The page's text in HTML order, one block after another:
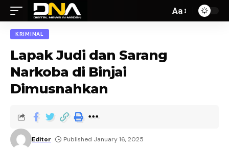
Aa
KRIMINAL
Lapak Judi dan Sarang
Narkoba di Binjai
Dimusnahkan
Editor Published January 16, 2025